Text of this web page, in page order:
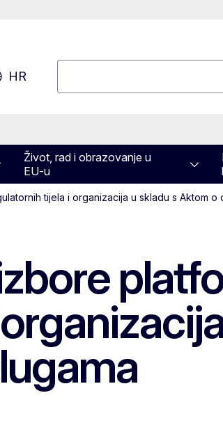
HR
Život, rad i obrazovanje u
EU-u
tijela i organizacija u skladu s Aktom o